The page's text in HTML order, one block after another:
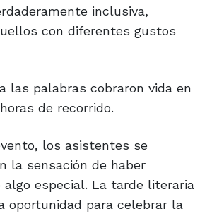
inclusiva,
con diferentes gustos
las palabras cobraron vida en
de recorrido.
los asistentes se
la sensación de haber
algo especial. La tarde literaria
oportunidad para celebrar la